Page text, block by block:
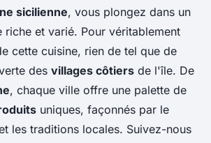
sicilienne, vous plongez dans un
riche et varié. Pour véritablement
cette cuisine, rien de tel que de
des villages côtiers de l'île. De
, chaque ville offre une palette de
uniques, façonnés par le
les traditions locales. Suivez-nous